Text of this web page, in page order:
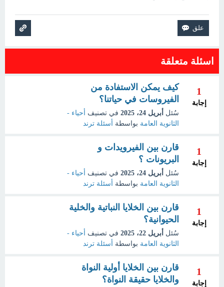
اسئلة متعلقة
1
إجابة
كيف يمكن الاستفادة من
الفيروسات في حياتنا؟
سُئل أبريل 24، 2025 في تصنيف أحياء -
الثانوية العامة بواسطة أسئلة ترند
1
إجابة
قارن بين الفيرويدات و
البريونات ؟
سُئل أبريل 24، 2025 في تصنيف أحياء -
الثانوية العامة بواسطة أسئلة ترند
1
إجابة
قارن بين الخلايا النباتية والخلية
الحيوانية؟
سُئل أبريل 22، 2025 في تصنيف أحياء -
الثانوية العامة بواسطة أسئلة ترند
1
إجابة
قارن بين الخلايا أولية النواة
والخلايا حقيقة النواة؟